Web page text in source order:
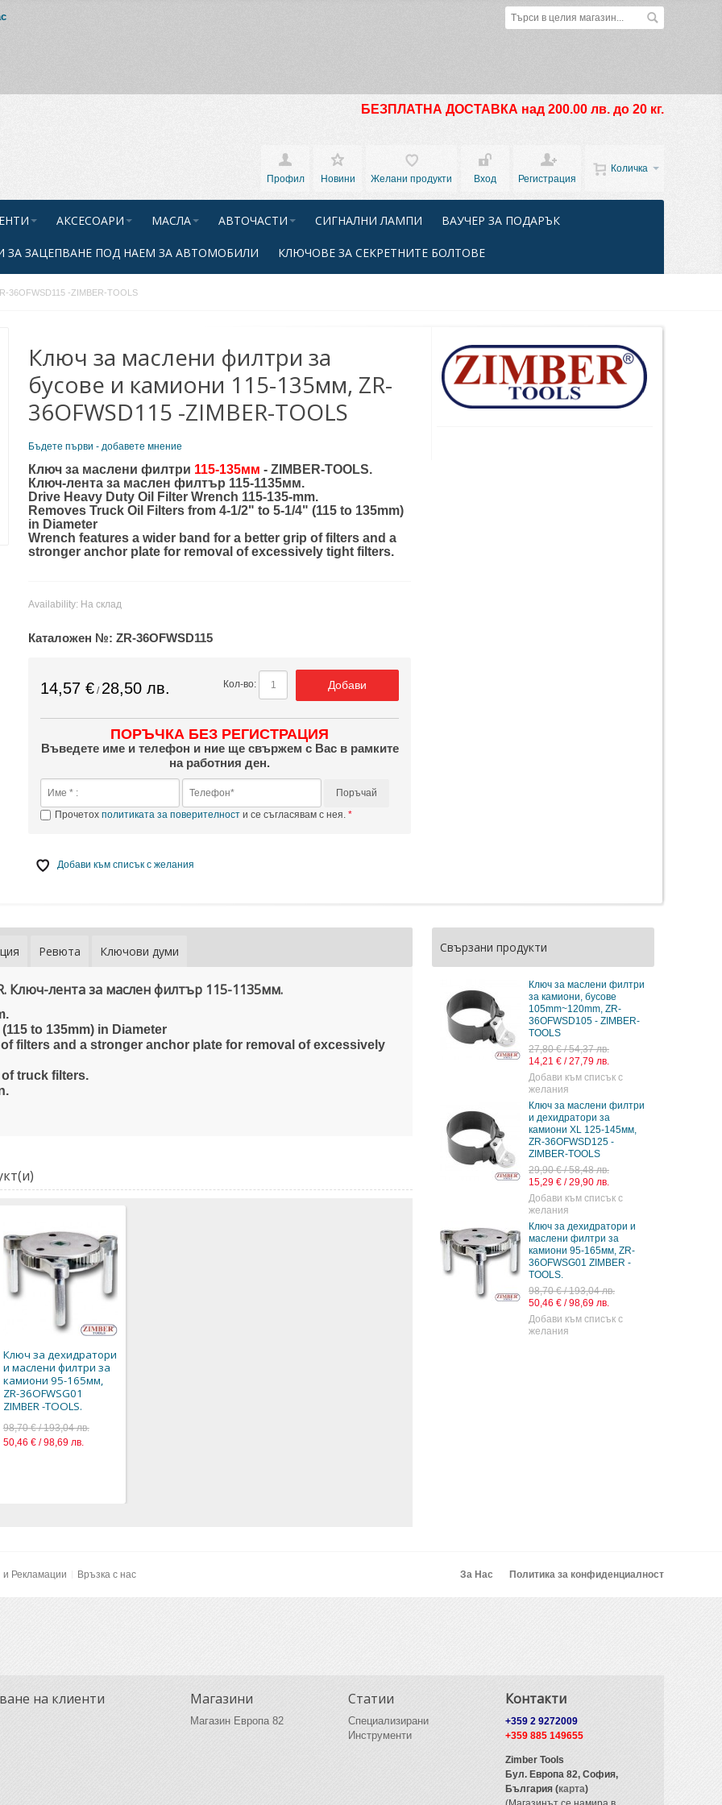
БЕЗПЛАТНА ДОСТАВКА над 200.00 лв. до 20 кг.
Количка
Профил
Новини Желани продукти Вход Регистрация
АКСЕСОАРИ МАСЛА АВТОЧАСТИ СИГНАЛНИ ЛАМПИ ВАУЧЕР ЗА ПОДАРЪК
ЗА ЗАЦЕПВАНЕ ПОД НАЕМ ЗА АВТОМОБИЛИ КЛЮЧОВЕ ЗА СЕКРЕТНИТЕ БОЛТОВЕ
36OFWSD115 -ZIMBER-TOOLS
Ключ за маслени филтри за
бусове и камиони 115-135мм, ZR-
36OFWSD115 -ZIMBER-TOOLS
Бъдете първи - добавете мнение
Ключ за маслени филтри 115-135мм - ZIMBER-TOOLS.
Ключ-лента за маслен филтър 115-1135мм.
Drive Heavy Duty Oil Filter Wrench 115-135-mm.
Removes Truck Oil Filters from 4-1/2" to 5-1/4" (115 to 135mm)
in Diameter
Wrench features a wider band for a better grip of filters and a
stronger anchor plate for removal of excessively tight filters.
Availability: На склад
Каталожен №:ZR-36OFWSD115
14,57 € / 28,50 лв. Кол-во: Добави
ПОРЪЧКА БЕЗ РЕГИСТРАЦИЯ
Въведете име и телефон и ние ще свържем с Вас в рамките
на работния ден.
Поръчай
Прочетохполитиката за поверителност и се съгласявам с нея.
Добави към списък с желания
Ревюта Ключови думи
Ключ-лента за маслен филтър 115-1135мм.
to 135mm) in Diameter
filters and a stronger anchor plate for removal of excessively
truck filters.
Свързани продукти
Ключ за маслени филтри
за камиони, бусове
105mm~120mm, ZR-
36OFWSD105 - ZIMBER-
TOOLS
27,80 € / 54,37 лв.
14,21 € / 27,79 лв.
Добави към списък с
желания
Ключ за маслени филтри
и дехидратори за
камиони XL 125-145мм,
ZR-36OFWSD125 -
ZIMBER-TOOLS
29,90 € / 58,48 лв.
15,29 € / 29,90 лв.
Добави към списък с
желания
Ключ за дехидратори и
маслени филтри за
камиони 95-165мм, ZR-
36OFWSG01 ZIMBER -
TOOLS.
98,70 € / 193,04 лв.
50,46 € / 98,69 лв.
Добави към списък с
желания
Ключ за дехидратори
и маслени филтри за
камиони 95-165мм,
ZR-36OFWSG01
ZIMBER -TOOLS.
98,70 € / 193,04 лв.
50,46 € / 98,69 лв.
и Рекламации Връзка с нас За Нас Политика за конфиденциалност
на клиенти Магазини
Магазин Европа 82
Статии
Специализирани
Инструменти
Контакти
+359 2 9272009
+359 885 149655
Zimber Tools
Бул. Европа 82,София,
България (карта)